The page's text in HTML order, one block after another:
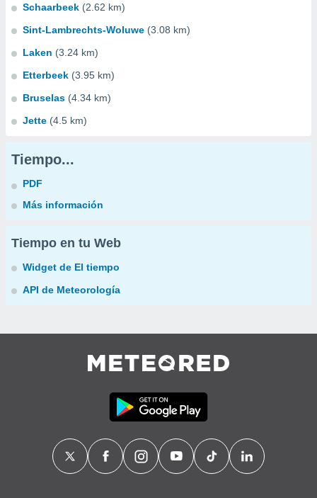
Schaarbeek (2.62 km)
Sint-Lambrechts-Woluwe (3.08 km)
Laken (3.24 km)
Etterbeek (3.95 km)
Bruselas (4.34 km)
Jette (4.5 km)
Tiempo...
PDF
Más información
Tiempo en tu Web
Widget de El tiempo
API de Meteorología